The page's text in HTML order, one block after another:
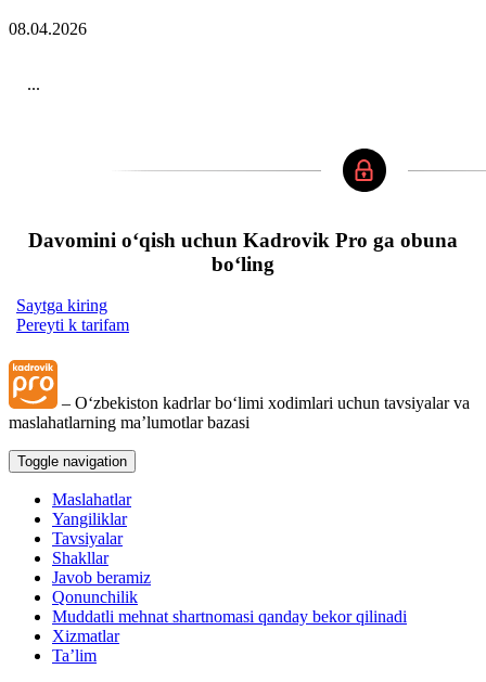
08.04.2026
...
Davomini oʻqish uchun Kadrovik Pro ga obuna
boʻling
Saytga kiring
Pereyti k tarifam
– Oʻzbekiston kadrlar boʻlimi хodimlari uchun tavsiyalar va
maslahatlarning ma’lumotlar bazasi
Toggle navigation
Maslahatlar
Yangiliklar
Tavsiyalar
Shakllar
Javob beramiz
Qonunchilik
Muddatli mehnat shartnomasi qanday bekor qilinadi
Xizmatlar
Ta’lim